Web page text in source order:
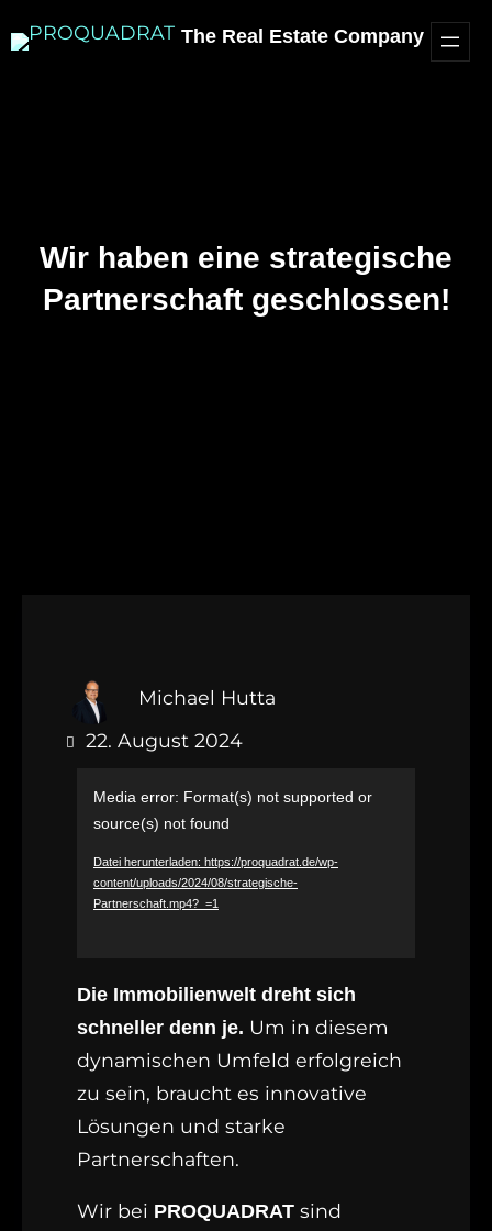
The Real Estate Company
Wir haben eine strategische
Partnerschaft geschlossen!
Michael Hutta
22. August 2024
Player
Media error: Format(s) not supported or
source(s) not found
Datei herunterladen: https://proquadrat.de/wp-
content/uploads/2024/08/strategische-
Partnerschaft.mp4?_=1
Die Immobilienwelt dreht sich
schneller denn je. Um in diesem
dynamischen Umfeld erfolgreich
zu sein, braucht es innovative
Lösungen und starke
Partnerschaften.
Wir bei PROQUADRAT sind